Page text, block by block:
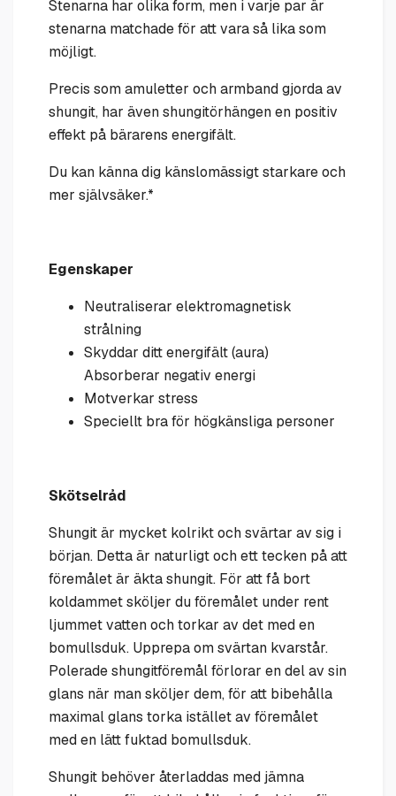
Stenarna har olika form, men i varje par är
stenarna matchade för att vara så lika som
möjligt.
Precis som amuletter och armband gjorda av
shungit, har även shungitörhängen en positiv
effekt på bärarens energifält.
Du kan känna dig känslomässigt starkare och
mer självsäker.*
Egenskaper
Neutraliserar elektromagnetisk
strålning
Skyddar ditt energifält (aura)
Absorberar negativ energi
Motverkar stress
Speciellt bra för högkänsliga personer
Skötselråd
Shungit är mycket kolrikt och svärtar av sig i
början. Detta är naturligt och ett tecken på att
föremålet är äkta shungit. För att få bort
koldammet sköljer du föremålet under rent
ljummet vatten och torkar av det med en
bomullsduk. Upprepa om svärtan kvarstår.
Polerade shungitföremål förlorar en del av sin
glans när man sköljer dem, för att bibehålla
maximal glans torka istället av föremålet
med en lätt fuktad bomullsduk.
Shungit behöver återladdas med jämna